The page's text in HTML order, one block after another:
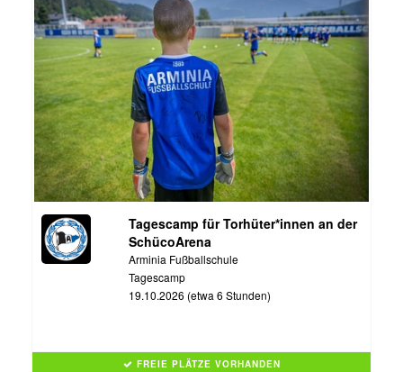
Tagescamp für Torhüter*innen an der
SchücoArena
Arminia Fußballschule
Tagescamp
19.10.2026 (etwa 6 Stunden)
FREIE PLÄTZE VORHANDEN